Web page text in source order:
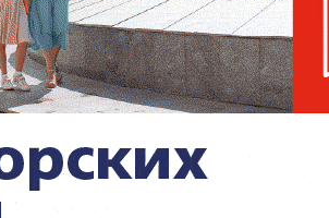
времени —читайте в